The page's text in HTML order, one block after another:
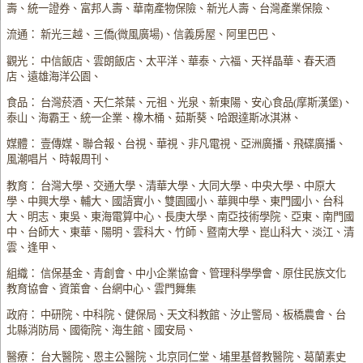
壽、統一證券、富邦人壽、華南產物保險、新光人壽、台灣產業保險、
流通： 新光三越、三僑(微風廣場)、信義房屋、阿里巴巴、
觀光： 中信飯店、雲朗飯店、太平洋、華泰、六福、天祥晶華、春天酒
店、遠雄海洋公園、
食品： 台灣菸酒、天仁茶葉、元祖、光泉、新東陽、安心食品(摩斯漢堡)、
泰山、海霸王、統一企業、橡木桶、茹斯葵、哈跟達斯冰淇淋、
媒體： 壹傳媒、聯合報、台視、華視、非凡電視、亞洲廣播、飛碟廣播、
風潮唱片、時報周刊、
教育： 台灣大學、交通大學、清華大學、大同大學、中央大學、中原大
學、中興大學、輔大、國語實小、雙園國小、華興中學、東門國小、台科
大、明志、東吳、東海電算中心、長庚大學、南亞技術學院、亞東、南門國
中、台師大、東華、陽明、雲科大、竹師、暨南大學、崑山科大、淡江、清
雲、逢甲、
組織： 信保基金、青創會、中小企業協會、管理科學學會、原住民族文化
教育協會、資策會、台網中心、雲門舞集
政府： 中研院、中科院、健保局、天文科教館、汐止警局、板橋農會、台
北縣消防局、國衛院、海生館、國安局、
醫療： 台大醫院、恩主公醫院、北京同仁堂、埔里基督教醫院、葛蘭素史